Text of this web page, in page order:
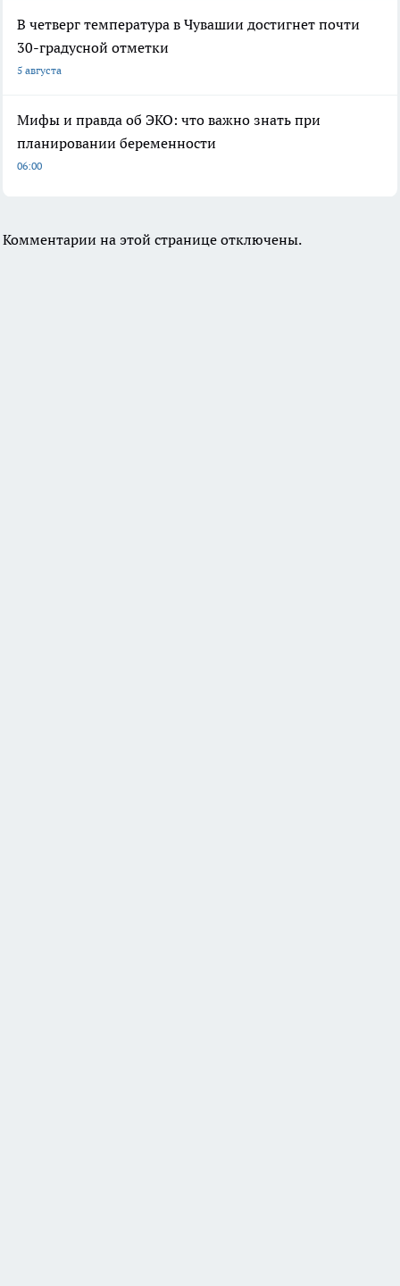
В четверг температура в Чувашии достигнет почти
30-градусной отметки
5 августа
Мифы и правда об ЭКО: что важно знать при
планировании беременности
06:00
Комментарии на этой странице отключены.